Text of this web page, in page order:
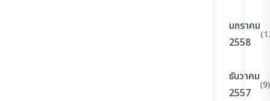
มกราคม
2558
ธันวาคม
2557
(9)